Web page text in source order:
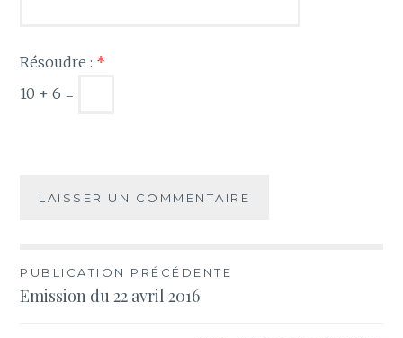
Résoudre : *
10 + 6 =
Navigation
de
PUBLICATION PRÉCÉDENTE
Emission du 22 avril 2016